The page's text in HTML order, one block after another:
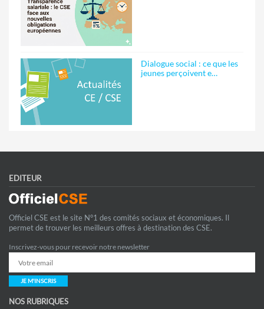
Dialogue social : ce que les
jeunes perçoivent e…
EDITEUR
Officiel CSE est le site N°1 des comités sociaux et économiques. Il
permet de trouver les meilleurs offres à destination des CSE.
Inscrivez-vous pour recevoir notre newsletter
JE M'INSCRIS
NOS RUBRIQUES